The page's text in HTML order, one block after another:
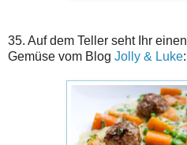
35. Auf dem Teller seht Ihr einen
Gemüse vom Blog Jolly & Luke: